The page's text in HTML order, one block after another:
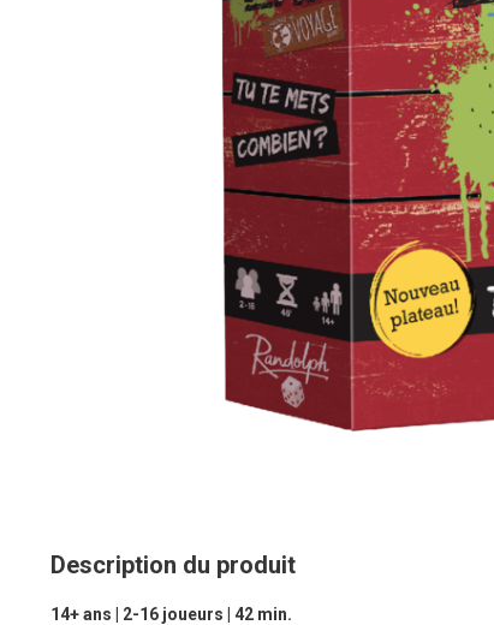
Description du produit
14+ ans | 2-16 joueurs | 42 min.